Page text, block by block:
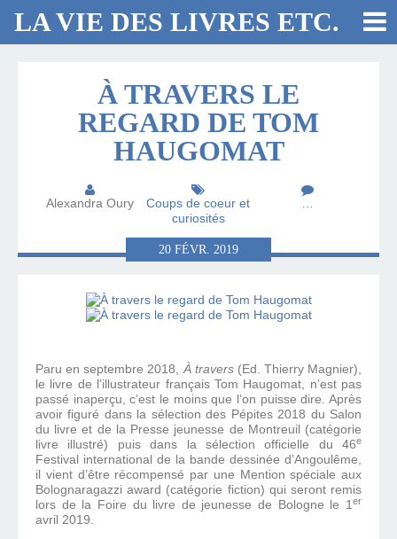
LA VIE DES LIVRES ETC.
À TRAVERS LE
REGARD DE TOM
HAUGOMAT
Alexandra Oury
Coups de coeur et
curiosités
…
20 FÉVR. 2019
Paru en septembre 2018,À travers(Ed. Thierry Magnier),
le livre de l’illustrateur français Tom Haugomat, n’est pas
passé inaperçu, c’est le moins que l’on puisse dire. Après
avoir figuré dans la sélection des Pépites 2018 du Salon
du livre et de la Presse jeunesse de Montreuil (catégorie
livre illustré) puis dans la sélection officielle du 46e
Festival international de la bande dessinée d’Angoulême,
il vient d’être récompensé par une Mention spéciale aux
Bolognaragazzi award (catégorie fiction) qui seront remis
lors de la Foire du livre de jeunesse de Bologne le 1er
avril 2019.